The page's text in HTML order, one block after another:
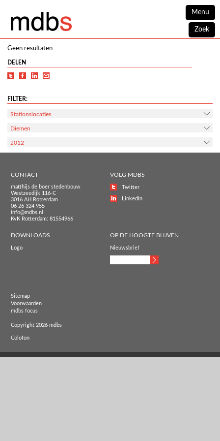
Menu
Zoek
Geen resultaten
DELEN
FILTER:
Stationslocaties
Diemen
2012
CONTACT
matthijs de boer stedenbouw
Westzeedijk 116-C
3016 AH Rotterdam
06 26 324 955
info@mdbs.nl
KvK Rotterdam: 81554966
VOLG MDBS
Twitter
LinkedIn
DOWNLOADS
Logo
OP DE HOOGTE BLIJVEN
Nieuwsbrief
Sitemap
Voorwaarden
mdbs focus
Copyright 2026 mdbs
Colofon